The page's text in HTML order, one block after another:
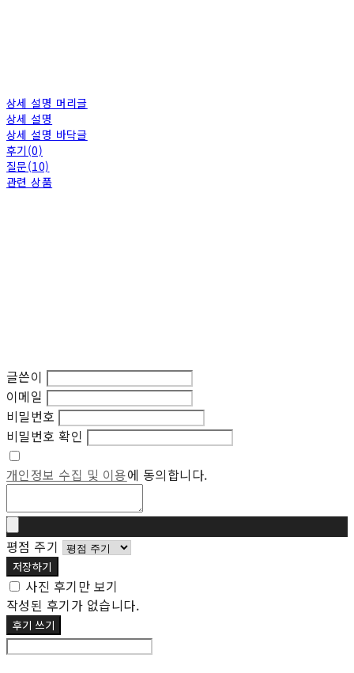
상세 설명 머리글
상세 설명
상세 설명 바닥글
후기(0)
질문(10)
관련 상품
글쓴이
이메일
비밀번호
비밀번호 확인
개인정보 수집 및 이용에 동의합니다.
평점 주기
저장하기
사진 후기만 보기
작성된 후기가 없습니다.
후기 쓰기